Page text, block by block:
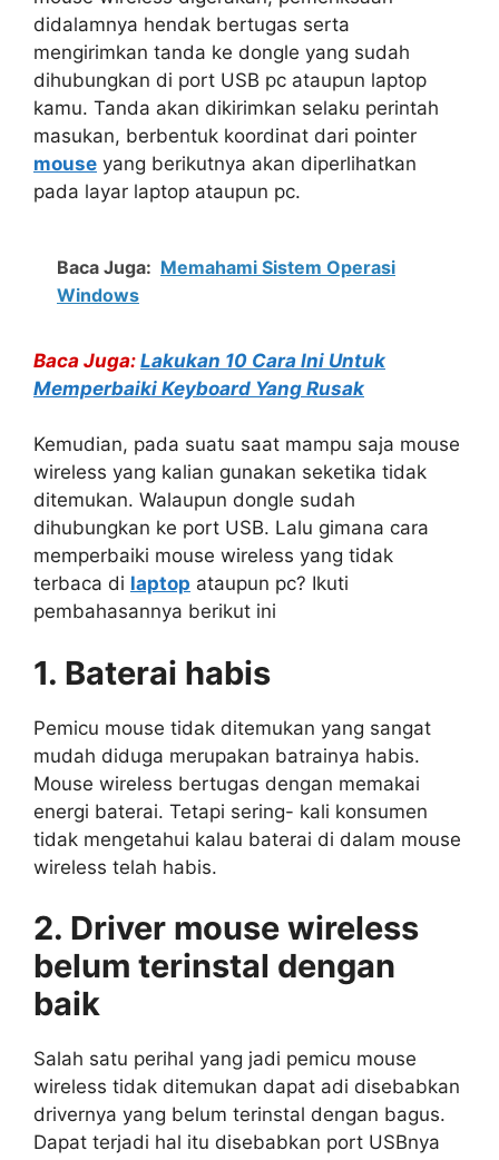
didalamnya hendak bertugas serta
mengirimkan tanda ke dongle yang sudah
dihubungkan di port USB pc ataupun laptop
kamu. Tanda akan dikirimkan selaku perintah
masukan, berbentuk koordinat dari pointer
mouse yang berikutnya akan diperlihatkan
pada layar laptop ataupun pc.
Baca Juga: Memahami Sistem Operasi
Windows
Baca Juga: Lakukan 10 Cara Ini Untuk
Memperbaiki Keyboard Yang Rusak
Kemudian, pada suatu saat mampu saja mouse
wireless yang kalian gunakan seketika tidak
ditemukan. Walaupun dongle sudah
dihubungkan ke port USB. Lalu gimana cara
memperbaiki mouse wireless yang tidak
terbaca di laptop ataupun pc? Ikuti
pembahasannya berikut ini
1. Baterai habis
Pemicu mouse tidak ditemukan yang sangat
mudah diduga merupakan batrainya habis.
Mouse wireless bertugas dengan memakai
energi baterai. Tetapi sering- kali konsumen
tidak mengetahui kalau baterai di dalam mouse
wireless telah habis.
2. Driver mouse wireless
belum terinstal dengan
baik
Salah satu perihal yang jadi pemicu mouse
wireless tidak ditemukan dapat adi disebabkan
drivernya yang belum terinstal dengan bagus.
Dapat terjadi hal itu disebabkan port USBnya